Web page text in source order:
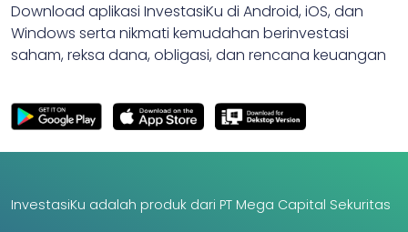
Download aplikasi InvestasiKu di Android, iOS, dan
Windows serta nikmati kemudahan berinvestasi
saham, reksa dana, obligasi, dan rencana keuangan
InvestasiKu adalah produk dari PT Mega Capital Sekuritas